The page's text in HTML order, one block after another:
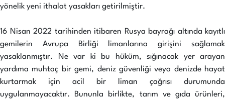
yönelik yeni ithalat yasakları getirilmiştir.
16 Nisan 2022 tarihinden itibaren Rusya bayrağı altında kayıtlı
gemilerin Avrupa Birliği limanlarına girişini sağlamak
yasaklanmıştır. Ne var ki bu hüküm, sığınacak yer arayan
yardıma muhtaç bir gemi, deniz güvenliği veya denizde hayat
kurtarmak için acil bir liman çağrısı durumunda
uygulanmayacaktır. Bununla birlikte, tarım ve gıda ürünleri,